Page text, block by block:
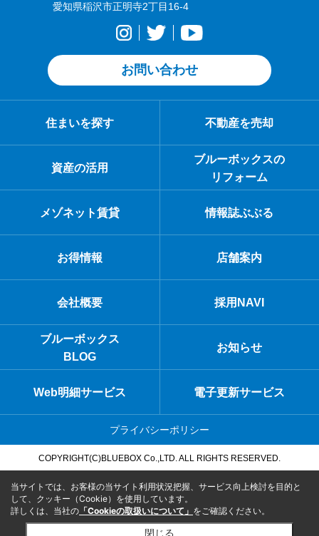
愛知県稲沢市正明寺2丁目16-4
お問い合わせ
住まいを探す 不動産を売却
資産の活用
ブルーボックスの
リフォーム
メゾネット賃貸 情報誌ぶぶる
お得情報 店舗案内
会社概要 採用NAVI
ブルーボックス
BLOG
お知らせ
Web明細サービス 電子更新サービス
プライバシーポリシー
COPYRIGHT(C)BLUEBOX Co.,LTD. ALL RIGHTS RESERVED.
当サイトでは、お客様の当サイト利用状況把握、サービス向上検討を目的と
して、クッキー（Cookie）を使用しています。
詳しくは、当社の 「Cookieの取扱いについて」 をご確認ください。
閉じる